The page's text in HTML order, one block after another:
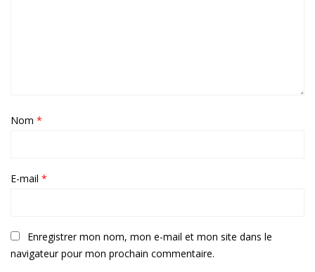
Nom *
E-mail *
Enregistrer mon nom, mon e-mail et mon site dans le
navigateur pour mon prochain commentaire.